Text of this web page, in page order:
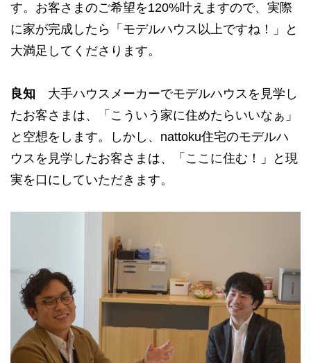
す。お客さまのご希望を120%叶えますので、実際
に家が完成したら「モデルハウス以上ですね！」と
大満足してくださります。
良知 大手ハウスメーカーでモデルハウスを見学し
たお客さまは、「こういう家に住めたらいいなぁ」
と空想をします。しかし、nattoku住宅のモデルハ
ウスを見学したお客さまは、「ここに住む！」と現
実を口にしていただきます。